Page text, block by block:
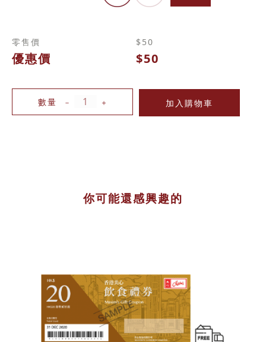
零售價 $50
優惠價 $50
數量 － ＋
你可能還感興趣的